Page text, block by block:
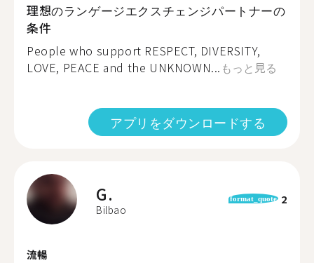
理想のランゲージエクスチェンジパートナーの
条件
People who support RESPECT, DIVERSITY,
LOVE, PEACE and the UNKNOWN... もっと見る
アプリをダウンロードする
G.
Bilbao
format_quote 2
流暢